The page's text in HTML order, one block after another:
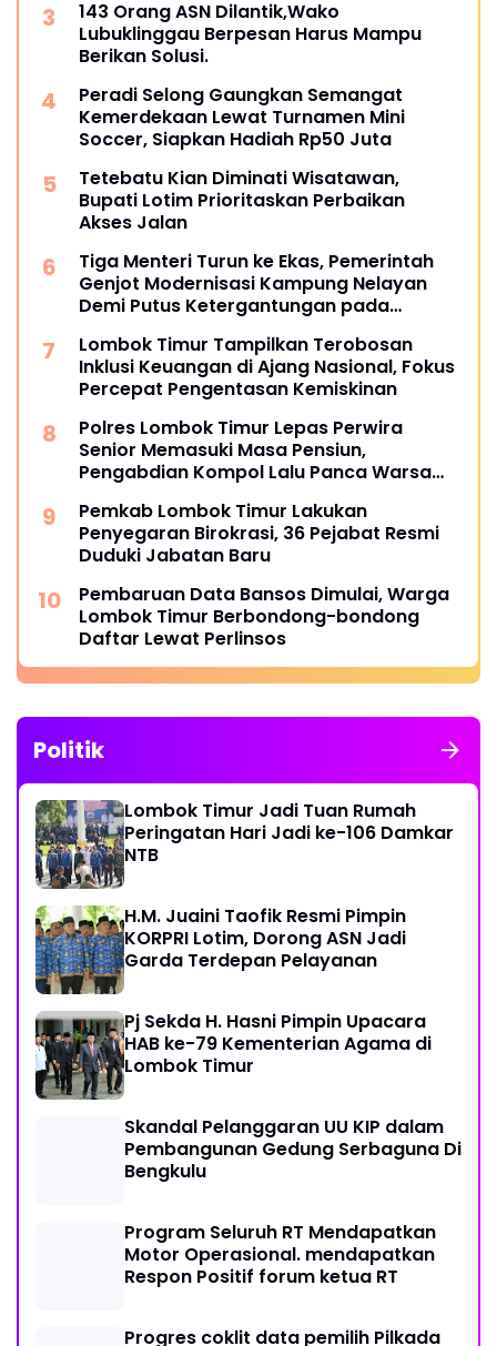
143 Orang ASN Dilantik,Wako
Lubuklinggau Berpesan Harus Mampu
Berikan Solusi.
Peradi Selong Gaungkan Semangat
Kemerdekaan Lewat Turnamen Mini
Soccer, Siapkan Hadiah Rp50 Juta
Tetebatu Kian Diminati Wisatawan,
Bupati Lotim Prioritaskan Perbaikan
Akses Jalan
Tiga Menteri Turun ke Ekas, Pemerintah
Genjot Modernisasi Kampung Nelayan
Demi Putus Ketergantungan pada
Lombok Timur Tampilkan Terobosan
Inklusi Keuangan di Ajang Nasional, Fokus
Percepat Pengentasan Kemiskinan
Polres Lombok Timur Lepas Perwira
Senior Memasuki Masa Pensiun,
Pengabdian Kompol Lalu Panca Warsa
Pemkab Lombok Timur Lakukan
Penyegaran Birokrasi, 36 Pejabat Resmi
Duduki Jabatan Baru
Pembaruan Data Bansos Dimulai, Warga
Lombok Timur Berbondong-bondong
Daftar Lewat Perlinsos
Politik
Lombok Timur Jadi Tuan Rumah
Peringatan Hari Jadi ke-106 Damkar
NTB
H.M. Juaini Taofik Resmi Pimpin
KORPRI Lotim, Dorong ASN Jadi
Garda Terdepan Pelayanan
Pj Sekda H. Hasni Pimpin Upacara
HAB ke-79 Kementerian Agama di
Lombok Timur
Skandal Pelanggaran UU KIP dalam
Pembangunan Gedung Serbaguna Di
Bengkulu
Program Seluruh RT Mendapatkan
Motor Operasional. mendapatkan
Respon Positif forum ketua RT
Progres coklit data pemilih Pilkada